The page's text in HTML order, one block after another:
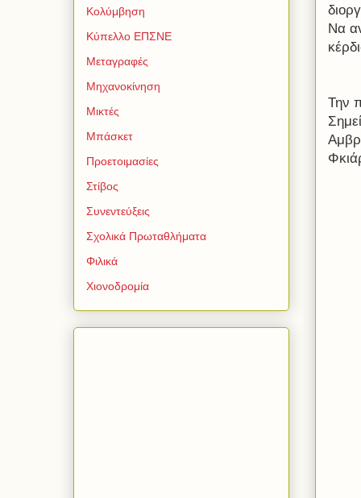
Να
Την
Κολύμβηση
Κύπελλο ΕΠΣΝΕ
Μεταγραφές
Μηχανοκίνηση
Μικτές
Μπάσκετ
Προετοιμασίες
Στίβος
Συνεντεύξεις
Σχολικά Πρωταθλήματα
Φιλικά
Χιονοδρομία